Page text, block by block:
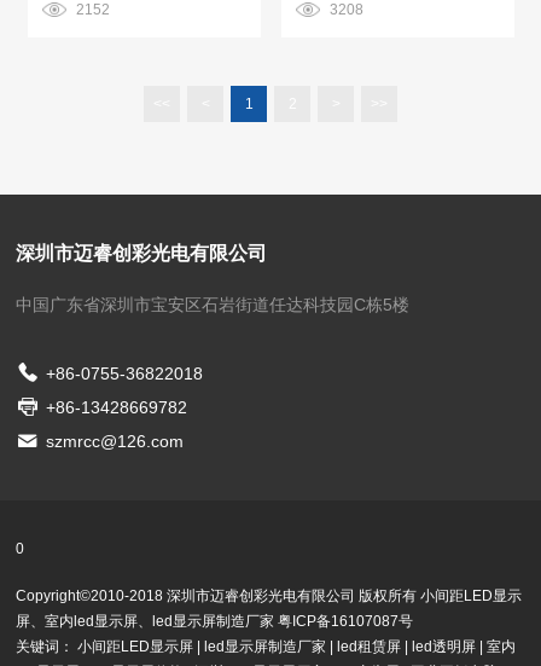
2152 3208
1
深圳市迈睿创彩光电有限公司
中国广东省深圳市宝安区石岩街道任达科技园C栋5楼
+86-0755-36822018
+86-13428669782
szmrcc@126.com
0
Copyright©2010-2018 深圳市迈睿创彩光电有限公司 版权所有小间距LED显示
屏、室内led显示屏、 led显示屏制造厂家 粤ICP备16107087号
关键词：小间距LED显示屏 led显示屏制造厂家 led租赁屏 led透明屏 |室内